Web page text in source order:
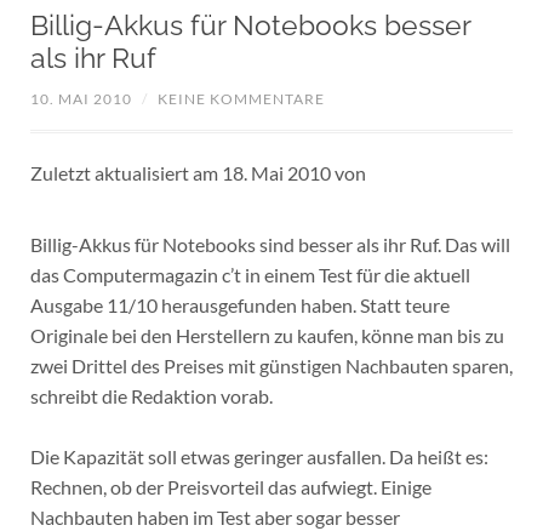
Billig-Akkus für Notebooks besser
als ihr Ruf
10. MAI 2010 / KEINE KOMMENTARE
Zuletzt aktualisiert am 18. Mai 2010 von
Billig-Akkus für Notebooks sind besser als ihr Ruf. Das will
das Computermagazin c’t in einem Test für die aktuell
Ausgabe 11/10 herausgefunden haben. Statt teure
Originale bei den Herstellern zu kaufen, könne man bis zu
zwei Drittel des Preises mit günstigen Nachbauten sparen,
schreibt die Redaktion vorab.
Die Kapazität soll etwas geringer ausfallen. Da heißt es:
Rechnen, ob der Preisvorteil das aufwiegt. Einige
Nachbauten haben im Test aber sogar besser